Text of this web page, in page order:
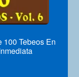
100 Tebeos En